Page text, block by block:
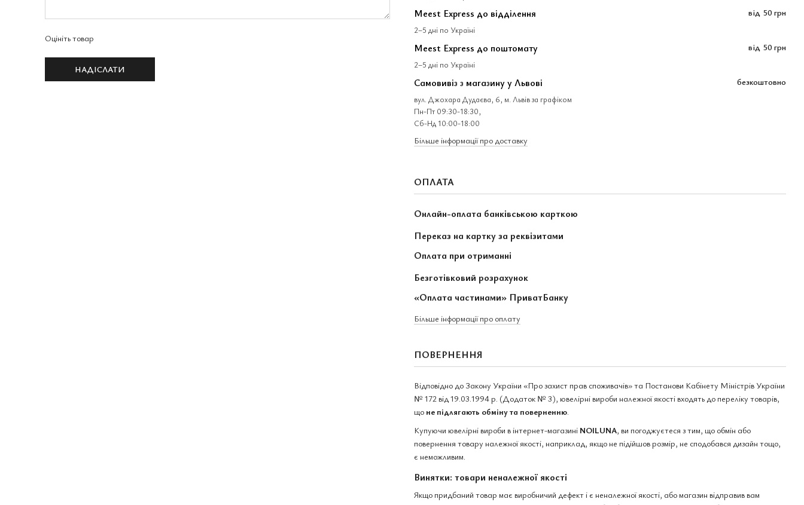
Оцініть товар
НАДІСЛАТИ
Meest Express до відділення
2–5 дні по Україні
від 50 грн
Meest Express до поштомату
2–5 дні по Україні
від 50 грн
Самовивіз з магазину у Львові
вул. Джохара Дудаєва, 6, м. Львів за графіком
Пн-Пт 09:30-18:30,
Сб-Нд 10:00-18:00
безкоштовно
Більше інформації про доставку
ОПЛАТА
Онлайн-оплата банківською карткою
Переказ на картку за реквізитами
Оплата при отриманні
Безготівковий розрахунок
«Оплата частинами» ПриватБанку
Більше інформації про оплату
ПОВЕРНЕННЯ
Відповідно до Закону України «Про захист прав споживачів» та Постанови Кабінету Міністрів України
№ 172 від 19.03.1994 р. (Додаток № 3), ювелірні вироби належної якості входять до переліку товарів,
що не підлягають обміну та поверненню.
Купуючи ювелірні вироби в інтернет-магазині NOILUNA, ви погоджуєтеся з тим, що обмін або
повернення товару належної якості, наприклад, якщо не підійшов розмір, не сподобався дизайн тощо,
є неможливим.
Винятки: товари неналежної якості
Якщо придбаний товар має виробничий дефект і є неналежної якості, або магазин відправив вам